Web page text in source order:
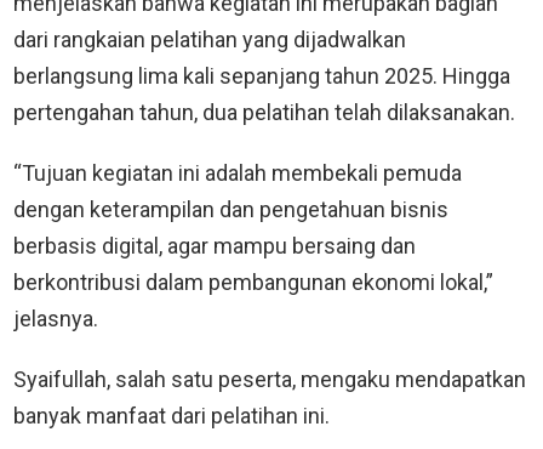
dari rangkaian pelatihan yang dijadwalkan
berlangsung lima kali sepanjang tahun 2025. Hingga
pertengahan tahun, dua pelatihan telah dilaksanakan.
“Tujuan kegiatan ini adalah membekali pemuda
dengan keterampilan dan pengetahuan bisnis
berbasis digital, agar mampu bersaing dan
berkontribusi dalam pembangunan ekonomi lokal,”
jelasnya.
Syaifullah, salah satu peserta, mengaku mendapatkan
banyak manfaat dari pelatihan ini.